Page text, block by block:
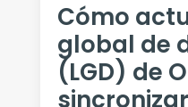
Cómo
global de
(LGD) de
sincronizar